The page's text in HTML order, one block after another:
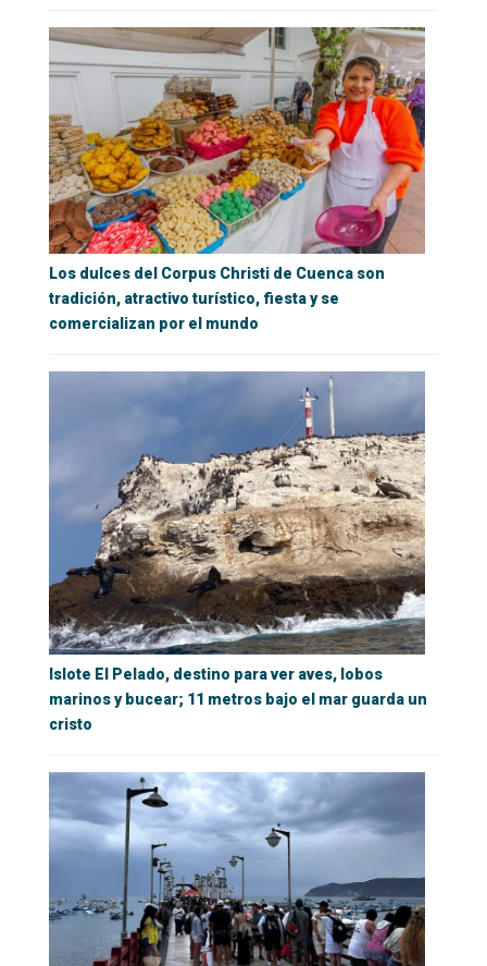
Los dulces del Corpus Christi de Cuenca son
tradición, atractivo turístico, fiesta y se
comercializan por el mundo
Islote El Pelado, destino para ver aves, lobos
marinos y bucear; 11 metros bajo el mar guarda un
cristo